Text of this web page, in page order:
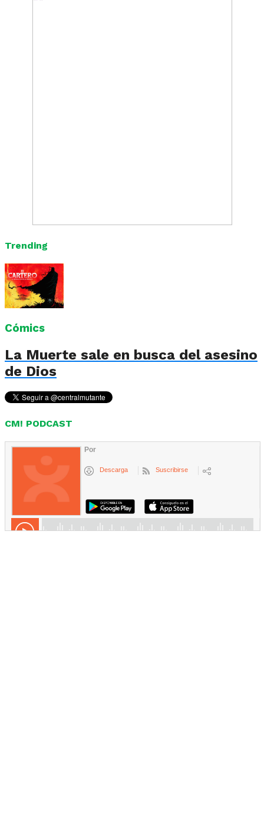
Trending
Cómics
La Muerte sale en busca del asesino
de Dios
CM! PODCAST